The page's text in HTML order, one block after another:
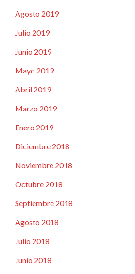
Agosto 2019
Julio 2019
Junio 2019
Mayo 2019
Abril 2019
Marzo 2019
Enero 2019
Diciembre 2018
Noviembre 2018
Octubre 2018
Septiembre 2018
Agosto 2018
Julio 2018
Junio 2018